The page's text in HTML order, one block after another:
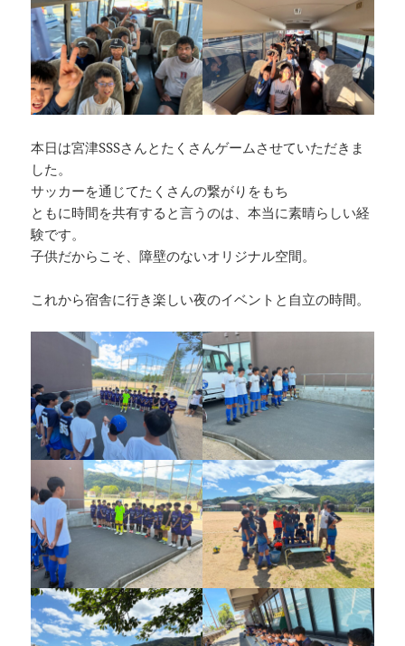
本日は宮津SSSさんとたくさんゲームさせていただきま
した。
サッカーを通じてたくさんの繋がりをもち
ともに時間を共有すると言うのは、本当に素晴らしい経
験です。
子供だからこそ、障壁のないオリジナル空間。
これから宿舎に行き楽しい夜のイベントと自立の時間。